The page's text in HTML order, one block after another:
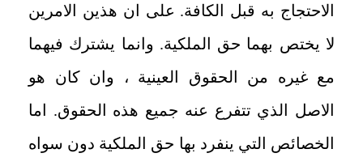
الاحتجاج به قبل الكافة. على ان هذين الامرين
لا يختص بهما حق الملكية. وانما يشترك فيهما
مع غيره من الحقوق العينية ، وان كان هو
الاصل الذي تتفرع عنه جميع هذه الحقوق. اما
الخصائص التي ينفرد بها حق الملكية دون سواه